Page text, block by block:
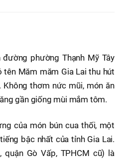
phường Thạnh Mỹ Tây
tên Măm măm Gia Lai thu hút
thơm nức mũi, món ăn
gần giống mùi mắm tôm.
của món bún cua thối, một
bậc nhất của tỉnh Gia Lai.
quận Gò Vấp, TPHCM cũ) là